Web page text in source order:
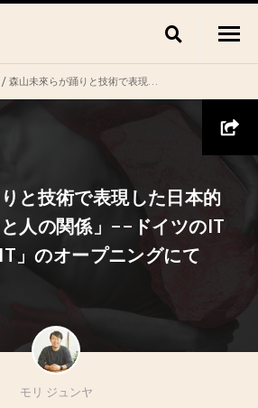
森山未來らが踊りと技術で表現した日本的「テクノロジーと人の関係」−−ドイツのITエキスポ「CeBIT」のオープニングにて
と技術で表現した日本的
と人の関係」−−ドイツのIT
」のオープニングにて
モリ ジュンヤ